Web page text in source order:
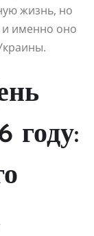
жизнь, но
и именно оно
году: